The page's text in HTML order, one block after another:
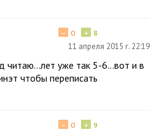
+ 8
− 0
11 апреля 2015 г. 22:19
читаю...лет уже так 5-6...вот и в
чтобы переписать
+ 9
− 0